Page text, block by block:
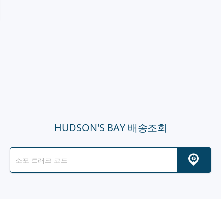
HUDSON'S BAY 배송조회